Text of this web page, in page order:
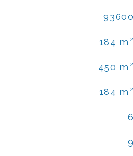
93600
184 m²
450 m²
184 m²
6
9